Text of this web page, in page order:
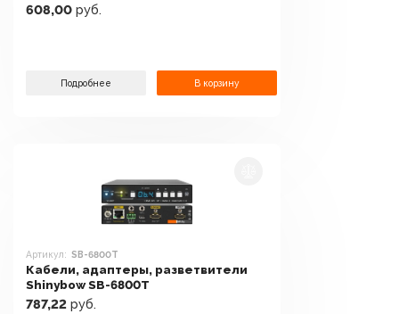
608,00 руб.
Подробнее В корзину
Артикул: SB-6800T
Кабели, адаптеры, разветвители
Shinybow SB-6800T
787,22 руб.